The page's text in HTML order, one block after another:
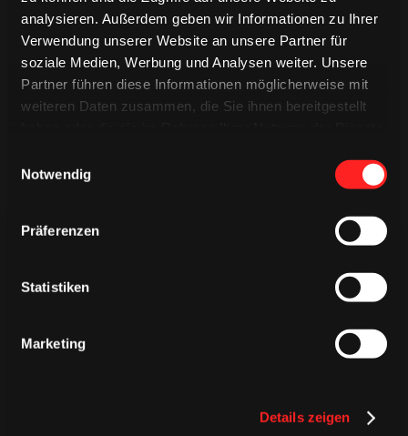
analysieren. Außerdem geben wir Informationen zu Ihrer
Verwendung unserer Website an unsere Partner für
soziale Medien, Werbung und Analysen weiter. Unsere
Partner führen diese Informationen möglicherweise mit
weiteren Daten zusammen, die Sie ihnen bereitgestellt
Notwendig
Präferenzen
Statistiken
Marketing
Details zeigen